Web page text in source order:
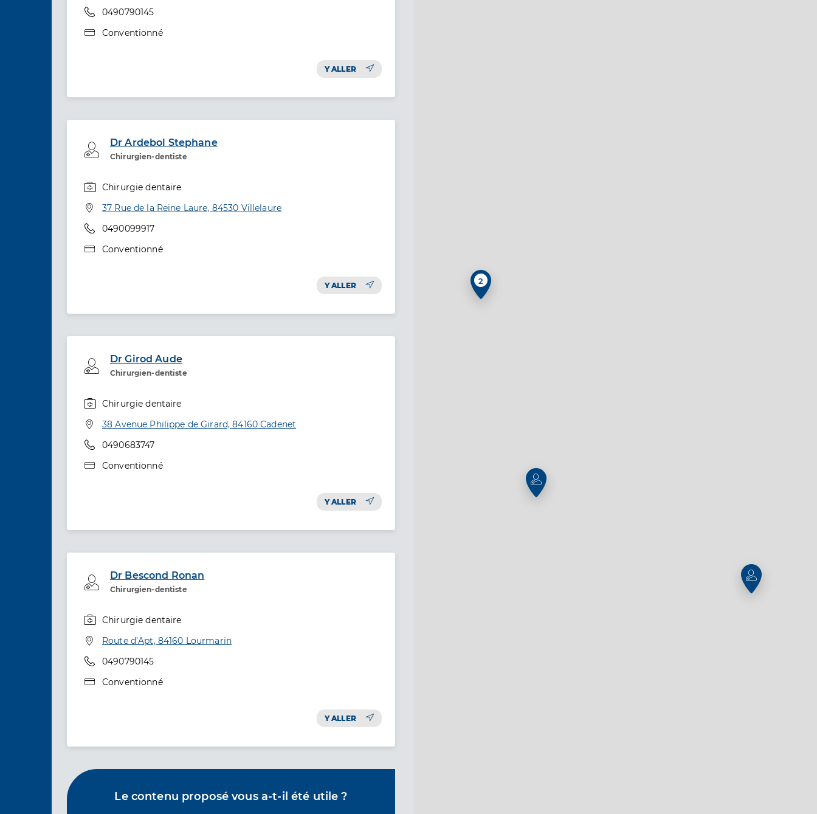
Téléphone
0490790145
Type de convention
Conventionné
Y ALLER
Dr Ardebol Stephane
Chirurgien-dentiste
Professionel de santé
Chirurgie dentaire
Adresse
37 Rue de la Reine Laure, 84530 Villelaure
Téléphone
0490099917
Type de convention
Conventionné
Y ALLER
Dr Girod Aude
Chirurgien-dentiste
Professionel de santé
Chirurgie dentaire
Adresse
38 Avenue Philippe de Girard, 84160 Cadenet
Téléphone
0490683747
Type de convention
Conventionné
Y ALLER
Dr Bescond Ronan
Chirurgien-dentiste
Professionel de santé
Chirurgie dentaire
Adresse
Route d’Apt, 84160 Lourmarin
Téléphone
0490790145
Type de convention
Conventionné
Y ALLER
Le contenu proposé vous a-t-il été utile ?
2